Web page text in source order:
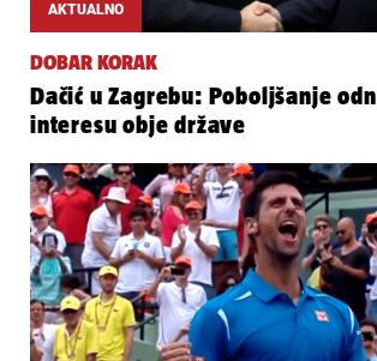
AKTUALNO
DOBAR KORAK
Dačić u Zagrebu: Poboljšanje
interesu obje države